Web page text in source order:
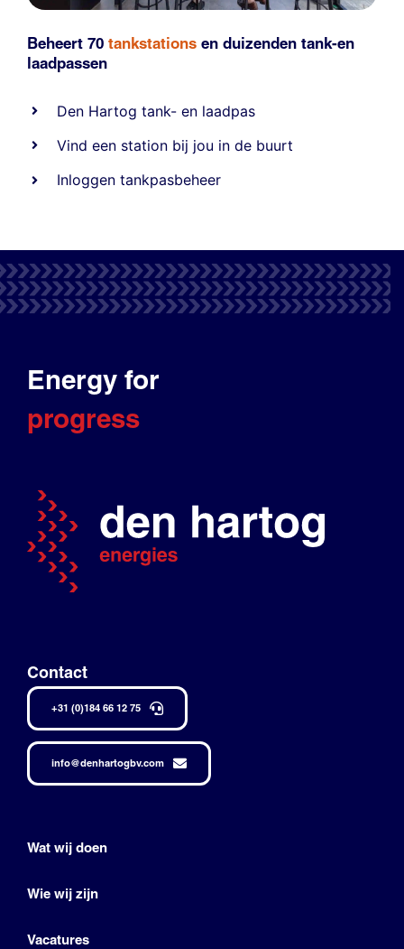
Beheert 70 tankstations en duizenden tank-en
laadpassen
Den Hartog tank- en laadpas
Vind een station bij jou in de buurt
Inloggen tankpasbeheer
Energy for
progress
Contact
+31 (0)184 66 12 75
info@denhartogbv.com
Wat wij doen
Wie wij zijn
Vacatures